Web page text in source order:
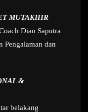
MUTAKHIR
Dian Saputra
Pengalaman dan
&
belakang